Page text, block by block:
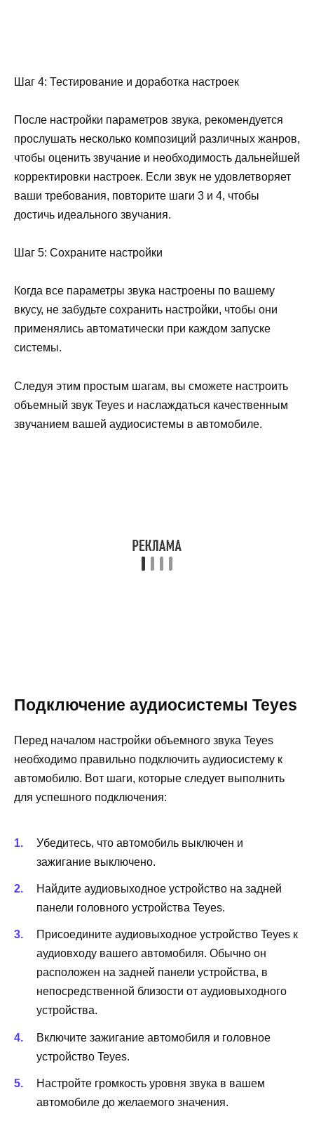
Шаг 4: Тестирование и доработка настроек
После настройки параметров звука, рекомендуется
прослушать несколько композиций различных жанров,
чтобы оценить звучание и необходимость дальнейшей
корректировки настроек. Если звук не удовлетворяет
ваши требования, повторите шаги 3 и 4, чтобы
достичь идеального звучания.
Шаг 5: Сохраните настройки
Когда все параметры звука настроены по вашему
вкусу, не забудьте сохранить настройки, чтобы они
применялись автоматически при каждом запуске
системы.
Следуя этим простым шагам, вы сможете настроить
объемный звук Teyes и наслаждаться качественным
звучанием вашей аудиосистемы в автомобиле.
Подключение аудиосистемы Teyes
Перед началом настройки объемного звука Teyes
необходимо правильно подключить аудиосистему к
автомобилю. Вот шаги, которые следует выполнить
для успешного подключения:
Убедитесь, что автомобиль выключен и
зажигание выключено.
Найдите аудиовыходное устройство на задней
панели головного устройства Teyes.
Присоедините аудиовыходное устройство Teyes к
аудиовходу вашего автомобиля. Обычно он
расположен на задней панели устройства, в
непосредственной близости от аудиовыходного
устройства.
Включите зажигание автомобиля и головное
устройство Teyes.
Настройте громкость уровня звука в вашем
автомобиле до желаемого значения.